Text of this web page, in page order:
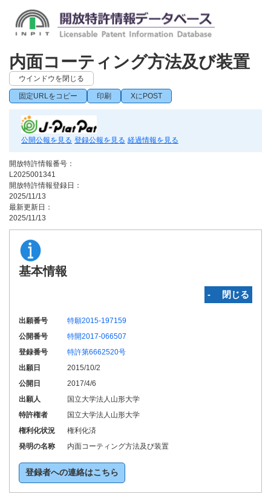
内面コーティング方法及び装置
ウインドウを閉じる
固定URLをコピー 印刷 XにPOST
公開公報を見る 登録公報を見る 経過情報を見る
開放特許情報番号：
L2025001341
開放特許情報登録日：
2025/11/13
最新更新日：
2025/11/13
基本情報
‐ 閉じる
出願番号
特願2015-197159
公開番号
特開2017-066507
登録番号
特許第6662520号
出願日
2015/10/2
公開日
2017/4/6
出願人
国立大学法人山形大学
特許権者
国立大学法人山形大学
権利化状況
権利化済
発明の名称
内面コーティング方法及び装置
登録者への連絡はこちら